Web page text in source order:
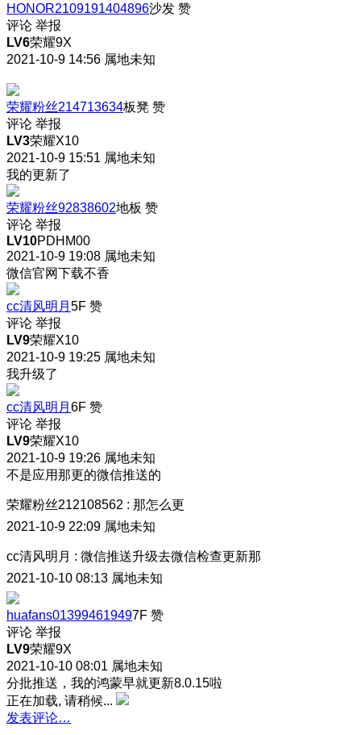
HONOR2109191404896沙发 赞
评论 举报
LV6荣耀9X
2021-10-9 14:56 属地未知
荣耀粉丝214713634板凳 赞
评论 举报
LV3荣耀X10
2021-10-9 15:51 属地未知
我的更新了
荣耀粉丝92838602地板 赞
评论 举报
LV10PDHM00
2021-10-9 19:08 属地未知
微信官网下载不香
cc清风明月 5F 赞
评论 举报
LV9荣耀X10
2021-10-9 19:25 属地未知
我升级了
cc清风明月 6F 赞
评论 举报
LV9荣耀X10
2021-10-9 19:26 属地未知
不是应用那更的微信推送的
荣耀粉丝212108562 : 那怎么更
2021-10-9 22:09 属地未知
cc清风明月 : 微信推送升级去微信检查更新那
2021-10-10 08:13 属地未知
huafans013994619497F 赞
评论 举报
LV9荣耀9X
2021-10-10 08:01 属地未知
分批推送，我的鸿蒙早就更新8.0.15啦
正在加载, 请稍候...
发表评论…